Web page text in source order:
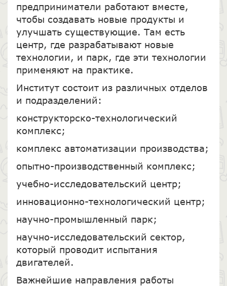
предприниматели работают вместе,
чтобы создавать новые продукты и
улучшать существующие. Там есть
центр, где разрабатывают новые
технологии, и парк, где эти технологии
применяют на практике.
Институт состоит из различных отделов
и подразделений:
конструкторско-технологический
комплекс;
комплекс автоматизации производства;
опытно-производственный комплекс;
учебно-исследовательский центр;
инновационно-технологический центр;
научно-промышленный парк;
научно-исследовательский сектор,
который проводит испытания
двигателей.
Важнейшие направления работы